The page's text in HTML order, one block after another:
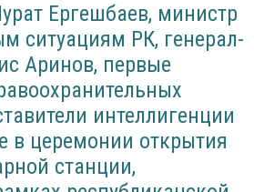
Ергешбаев, министр
ситуациям РК, генерал-
Аринов, первые
интеллигенции
в церемонии открытия
станции,